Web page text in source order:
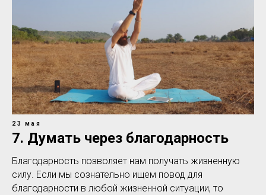
23 мая
7. Думать через благодарность
Благодарность позволяет нам получать жизненную
силу. Если мы сознательно ищем повод для
благодарности в любой жизненной ситуации, то